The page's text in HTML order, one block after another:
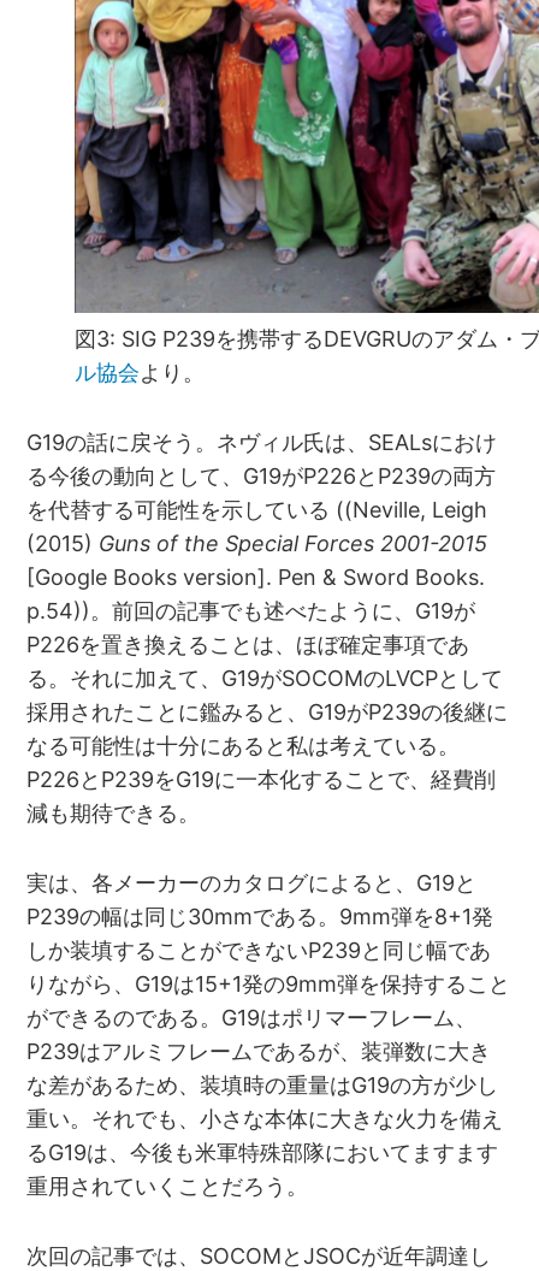
図3: SIG P239を携帯するDEVGRUのアダム・
ル協会より。
G19の話に戻そう。ネヴィル氏は、SEALsにおけ
る今後の動向として、G19がP226とP239の両方
を代替する可能性を示している ((Neville, Leigh
(2015) Guns of the Special Forces 2001-2015
[Google Books version]. Pen & Sword Books.
p.54))。前回の記事でも述べたように、G19が
P226を置き換えることは、ほぼ確定事項であ
る。それに加えて、G19がSOCOMのLVCPとして
採用されたことに鑑みると、G19がP239の後継に
なる可能性は十分にあると私は考えている。
P226とP239をG19に一本化することで、経費削
減も期待できる。
実は、各メーカーのカタログによると、G19と
P239の幅は同じ30mmである。9mm弾を8+1発
しか装填することができないP239と同じ幅であ
りながら、G19は15+1発の9mm弾を保持すること
ができるのである。G19はポリマーフレーム、
P239はアルミフレームであるが、装弾数に大き
な差があるため、装填時の重量はG19の方が少し
重い。それでも、小さな本体に大きな火力を備え
るG19は、今後も米軍特殊部隊においてますます
重用されていくことだろう。
次回の記事では、SOCOMとJSOCが近年調達し